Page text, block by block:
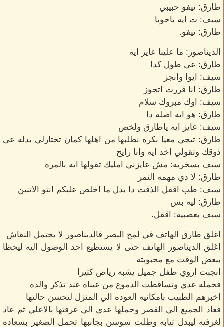
طارق: تيفو حبيبي
سيف: ت ايه ياخويا
طارق: تيفو.
الديناصور: ما علينا عايز ايه
طارق: عى طول كدا
سيف: ايوا وانجز
طارق: انا قررت اتجوز
سيف: اوك مبروك سلام
طارق: هو ايه اصله دا
سيف: عايز ايه ياطارق ولخص
طارق: تيجي معيا بكره نطلبها من اهلها كمان تختارلي بدله عى
ذوقك وتقولي اخد ايه وانا رايح
سيف بسخريه: مش عايزني امليك تقولها ايه بالمره
طارق: لا دي مهمه النمر
سيف: طب اقفل الذفت دا بدل ما اخلص عليكم انتو الاتنين
طارق: ليه بس
سيف بعصبيه: اقفل.
اغلق طارق الهاتف في لمح البصر فالديناصور لا يحتمل النقاش
اغلق الديناصور الهاتف حتى لا يستطيع احد الوصول اليه ليحظا
ببعض الوقت مع محبوبته
انجبت اروي طفل جميل يشبه رياض كثيرا
فحمله عدي وتساقطت الدموع من عيناه عند تذكر والده
اخبرهم الطبيب بامكانيه العوده الي المنزل لتحسن حالتها
فعاد الجميع الي القصر وحملها عدي الي غرفتها بالاعلي ثم عاد
لغرفته ليبدل ثيابه وظلت سوسن بجانبها تحمل الصغير بسعاده